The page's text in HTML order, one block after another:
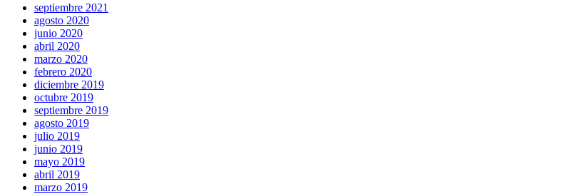
septiembre 2021
agosto 2020
junio 2020
abril 2020
marzo 2020
febrero 2020
diciembre 2019
octubre 2019
septiembre 2019
agosto 2019
julio 2019
junio 2019
mayo 2019
abril 2019
marzo 2019